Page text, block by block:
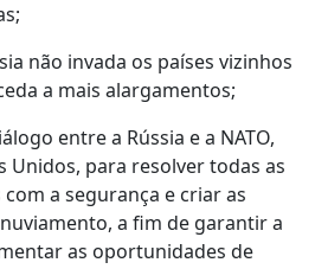
não invada os países vizinhos
a mais alargamentos;
entre a Rússia e a NATO,
Unidos, para resolver todas as
a segurança e criar as
a fim de garantir a
as oportunidades de